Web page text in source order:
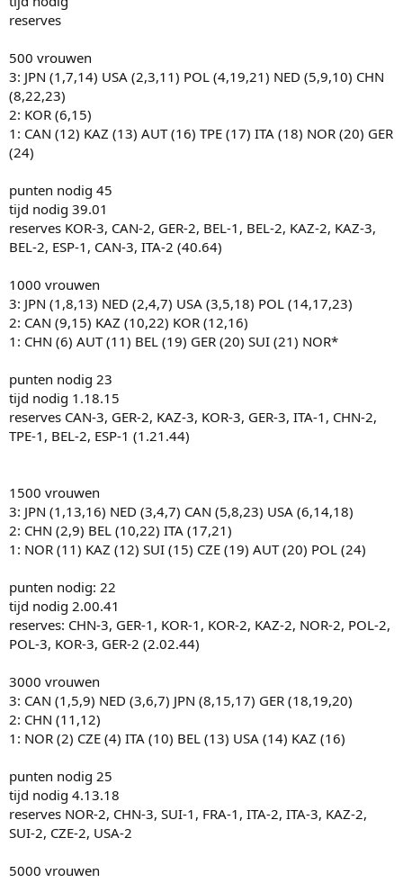
reserves
500 vrouwen
3: JPN (1,7,14) USA (2,3,11) POL (4,19,21) NED (5,9,10) CHN
(8,22,23)
2: KOR (6,15)
1: CAN (12) KAZ (13) AUT (16) TPE (17) ITA (18) NOR (20) GER
(24)
punten nodig 45
tijd nodig 39.01
reserves KOR-3, CAN-2, GER-2, BEL-1, BEL-2, KAZ-2, KAZ-3,
BEL-2, ESP-1, CAN-3, ITA-2 (40.64)
1000 vrouwen
3: JPN (1,8,13) NED (2,4,7) USA (3,5,18) POL (14,17,23)
2: CAN (9,15) KAZ (10,22) KOR (12,16)
1: CHN (6) AUT (11) BEL (19) GER (20) SUI (21) NOR*
punten nodig 23
tijd nodig 1.18.15
reserves CAN-3, GER-2, KAZ-3, KOR-3, GER-3, ITA-1, CHN-2,
TPE-1, BEL-2, ESP-1 (1.21.44)
1500 vrouwen
3: JPN (1,13,16) NED (3,4,7) CAN (5,8,23) USA (6,14,18)
2: CHN (2,9) BEL (10,22) ITA (17,21)
1: NOR (11) KAZ (12) SUI (15) CZE (19) AUT (20) POL (24)
punten nodig: 22
tijd nodig 2.00.41
reserves: CHN-3, GER-1, KOR-1, KOR-2, KAZ-2, NOR-2, POL-2,
POL-3, KOR-3, GER-2 (2.02.44)
3000 vrouwen
3: CAN (1,5,9) NED (3,6,7) JPN (8,15,17) GER (18,19,20)
2: CHN (11,12)
1: NOR (2) CZE (4) ITA (10) BEL (13) USA (14) KAZ (16)
punten nodig 25
tijd nodig 4.13.18
reserves NOR-2, CHN-3, SUI-1, FRA-1, ITA-2, ITA-3, KAZ-2,
SUI-2, CZE-2, USA-2
5000 vrouwen